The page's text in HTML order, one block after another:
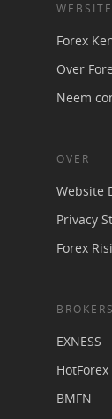
WEBSITE
Forex
Over
Neem
OVER
Website
Privacy
Forex
BROKERS
EXNESS
HotForex
BMFN